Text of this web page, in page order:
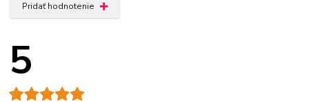
Pridať hodnotenie
5